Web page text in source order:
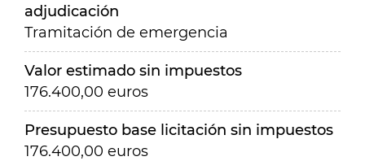
adjudicación
Tramitación de emergencia
Valor estimado sin impuestos
176.400,00 euros
Presupuesto base licitación sin impuestos
176.400,00 euros